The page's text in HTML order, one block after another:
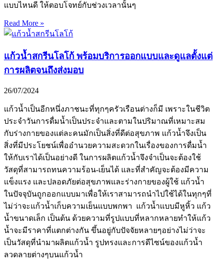
แบบไหนดี ให้ตอบโจทย์กับช่วงเวลานั้นๆ
Read More »
แก้วน้ำสกรีนโลโก้ พร้อมบริการออกแบบและดูแลตั้งแต่
การผลิตจนถึงส่งมอบ
26/07/2024
แก้วน้ำเป็นอีกหนึ่งภาชนะที่ทุกๆครัวเรือนต่างก็มี เพราะในชีวิต
ประจำวันการดื่มน้ำเป็นประจำและตามในปริมาณที่เหมาะสม
กับร่างกายของแต่ละคนมักเป็นสิ่งที่ดีต่อสุขภาพ แก้วน้ำจึงเป็น
สิ่งที่มีประโยชน์เพื่ออำนวยความสะดวกในเรื่องของการดื่มน้ำ
ให้กับเราได้เป็นอย่างดี ในการผลิตแก้วน้ำจึงจำเป็นจะต้องใช้
วัสดุที่สามารถทนความร้อน-เย็นได้ และที่สำคัญจะต้องมีความ
แข็งแรง และปลอดภัยต่อสุขภาพและร่างกายของผู้ใช้ แก้วน้ำ
ในปัจจุบันถูกออกแบบมาเพื่อให้เราสามารถนำไปใช้ได้ในทุกๆที่
ไม่ว่าจะแก้วน้ำเก็บความเย็นแบบพกพา แก้วน้ำแบบมีหูหิ้ว แก้ว
น้ำขนาดเล็ก เป็นต้น ด้วยความที่รูปแบบที่หลากหลายทำให้แก้ว
น้ำจะมีราคาที่แตกต่างกัน ขึ้นอยู่กับปัจจัยหลายๆอย่างไม่ว่าจะ
เป็นวัสดุที่นำมาผลิตแก้วน้ำ รูปทรงและการดีไซน์ของแก้วน้ำ
ลวดลายต่างๆบนแก้วน้ำ